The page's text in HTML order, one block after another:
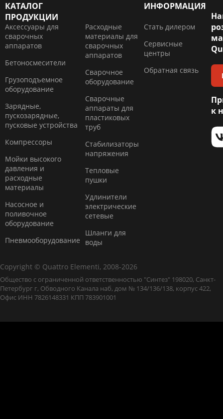
КАТАЛОГ
ПРОДУКЦИИ
Аксессуары для
сварочных
аппаратов
Бетоносмесители
Грузоподъемное
оборудование
Зарядные,
пускозарядные,
пусковые устройства
Компресcоры
Мойки высокого
давления и
расходные
материалы
Насосное и
поливочное
оборудование
Пневмооборудование
Расходные
материалы для
сварочных
аппаратов
Сварочное
оборудование
Сварочные
аппараты для
пластиковых
труб
Стабилизаторы
напряжения
Тепловые
пушки
Удлинители
электрические
сетевые
Шланги для
воды
ИНФОРМАЦИЯ
Стать дилером
Сервисные
центры
Обратная связь
к
Copyright © Quattro Elementi, 2008-2026
Общество с ограниченной ответственностью "Синтез" 198020, Санкт-
Петербург г, Обводного Канала наб, дом № 134/136/138, корпус 422,
Офис ИНН 7826148331 КПП 783901001